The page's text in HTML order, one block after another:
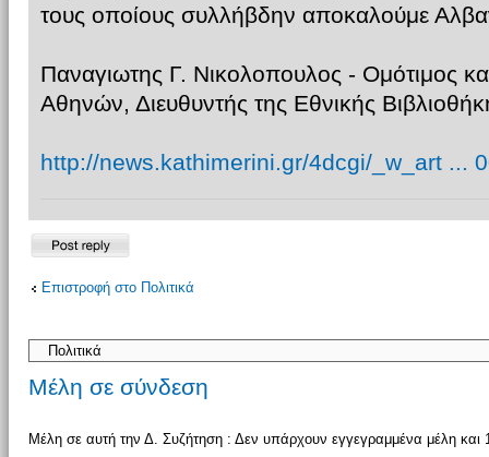
τους οποίους συλλήβδην αποκαλούμε
Παναγιωτης Γ. Νικολοπουλος - Ομότιμος
Αθηνών, Διευθυντής της Εθνικής
http://news.kathimerini.gr/4dcgi/_w_art ...
Δημιουργία
απάντησης
Επιστροφή στο Πολιτικά
Μέλη σε σύνδεση
Μέλη σε αυτή την Δ. Συζήτηση : Δεν υπάρχουν εγγεγραμμένα μέλη και